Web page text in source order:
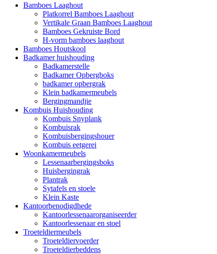
Bamboes Laaghout
Platkorrel Bamboes Laaghout
Vertikale Graan Bamboes Laaghout
Bamboes Gekruiste Bord
H-vorm bamboes laaghout
Bamboes Houtskool
Badkamer huishouding
Badkamerstelle
Badkamer Opbergboks
badkamer opbergrak
Klein badkamermeubels
Bergingmandjie
Kombuis Huishouding
Kombuis Snyplank
Kombuisrak
Kombuisbergingshouer
Kombuis eetgerei
Woonkamermeubels
Lessenaarbergingsboks
Huisbergingrak
Plantrak
Sytafels en stoele
Klein Kaste
Kantoorbenodigdhede
Kantoorlessenaarorganiseerder
Kantoorlessenaar en stoel
Troeteldiermeubels
Troeteldiervoerder
Troeteldierbeddens